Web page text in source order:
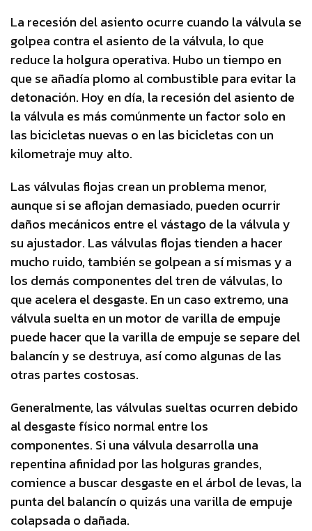
La recesión del asiento ocurre cuando la válvula se
golpea contra el asiento de la válvula, lo que
reduce la holgura operativa. Hubo un tiempo en
que se añadía plomo al combustible para evitar la
detonación. Hoy en día, la recesión del asiento de
la válvula es más comúnmente un factor solo en
las bicicletas nuevas o en las bicicletas con un
kilometraje muy alto.
Las válvulas flojas crean un problema menor,
aunque si se aflojan demasiado, pueden ocurrir
daños mecánicos entre el vástago de la válvula y
su ajustador. Las válvulas flojas tienden a hacer
mucho ruido, también se golpean a sí mismas y a
los demás componentes del tren de válvulas, lo
que acelera el desgaste. En un caso extremo, una
válvula suelta en un motor de varilla de empuje
puede hacer que la varilla de empuje se separe del
balancín y se destruya, así como algunas de las
otras partes costosas.
Generalmente, las válvulas sueltas ocurren debido
al desgaste físico normal entre los
componentes. Si una válvula desarrolla una
repentina afinidad por las holguras grandes,
comience a buscar desgaste en el árbol de levas, la
punta del balancín o quizás una varilla de empuje
colapsada o dañada.